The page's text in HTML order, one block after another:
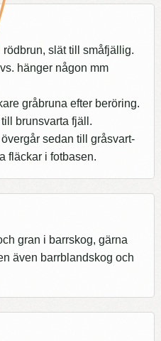
slät till småfjällig.
hänger någon mm
gråbruna efter beröring.
brunsvarta fjäll.
sedan till gråsvart-
fläckar i fotbasen.
gran i barrskog, gärna
även barrblandskog och